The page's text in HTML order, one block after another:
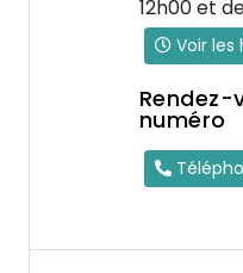
12h00 et
Voir les
Rendez-
numéro